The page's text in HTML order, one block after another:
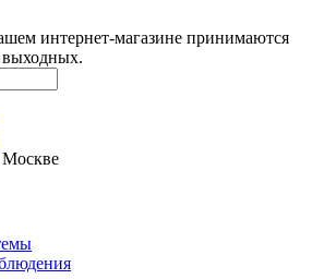
интернет-магазине принимаются
выходных.
Москве